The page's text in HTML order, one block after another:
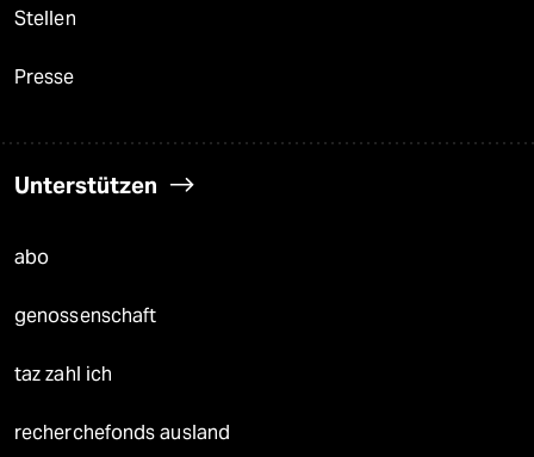
Stellen
Presse
Unterstützen
abo
genossenschaft
taz zahl ich
recherchefonds ausland